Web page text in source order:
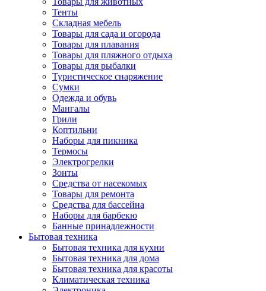
Тенты
Складная мебель
Товары для сада и огорода
Товары для плавания
Товары для пляжного отдыха
Товары для рыбалки
Туристическое снаряжение
Сумки
Одежда и обувь
Мангалы
Грили
Коптильни
Наборы для пикника
Термосы
Электрогрелки
Зонты
Средства от насекомых
Товары для ремонта
Средства для бассейна
Наборы для барбекю
Банные принадлежности
Бытовая техника
Бытовая техника для кухни
Бытовая техника для дома
Бытовая техника для красоты
Климатическая техника